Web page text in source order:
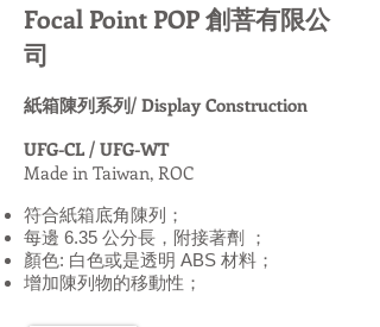
Focal Point POP 創菩有限公
司
紙箱陳列系列/ Display Construction
UFG-CL / UFG-WT
Made in Taiwan, ROC
符合紙箱底角陳列；
每邊 6.35 公分長，附接著劑 ；
顏色: 白色或是透明 ABS 材料；
增加陳列物的移動性；